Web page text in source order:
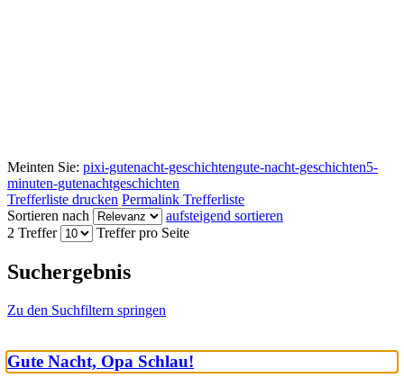
Meinten Sie: pixi-gutenacht-geschichtengute-nacht-geschichten5-
minuten-gutenachtgeschichten
Trefferliste drucken Permalink Trefferliste
Sortieren nach
aufsteigend sortieren
2 Treffer
Treffer pro Seite
Suchergebnis
Zu den Suchfiltern springen
Gute Nacht, Opa Schlau!